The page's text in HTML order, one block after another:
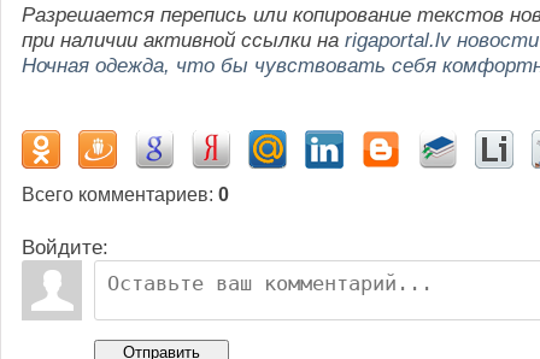
Разрешается перепись или копирование текстов
при наличии активной ссылки на rigaportal.lv новости
Ночная одежда, что бы чувствовать себя
Всего комментариев: 0
Войдите:
Отправить